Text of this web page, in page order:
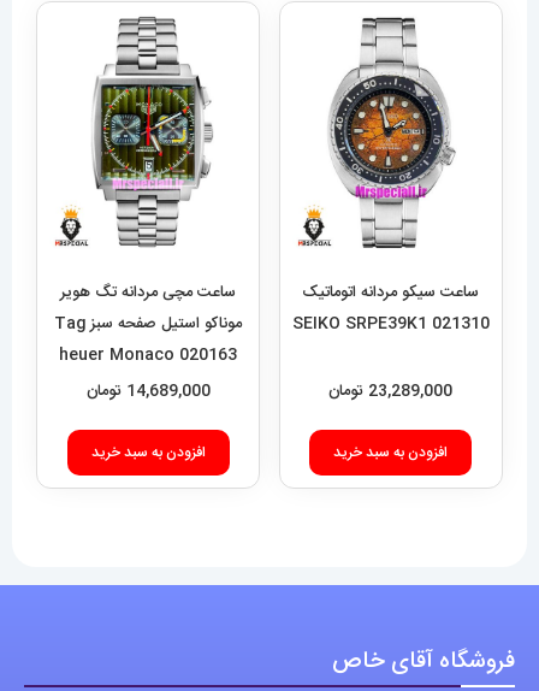
ساعت سیکو مردانه اتوماتیک
021310 SEIKO SRPE39K1
23,289,000 تومان
افزودن به سبد خرید
ساعت مچی مردانه تگ هویر
موناکو استیل صفحه سبز Tag
heuer Monaco 020163
14,689,000 تومان
افزودن به سبد خرید
فروشگاه آقای خاص